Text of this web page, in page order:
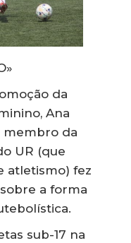
da
Ana
membro da
UR (que
atletismo) fez
a forma
sub-17 na